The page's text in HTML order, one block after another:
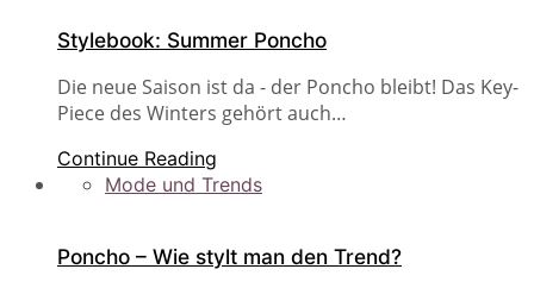
Stylebook: Summer Poncho
Die neue Saison ist da - der Poncho bleibt! Das Key-
Piece des Winters gehört auch…
Continue Reading
Mode und Trends
Poncho – Wie stylt man den Trend?